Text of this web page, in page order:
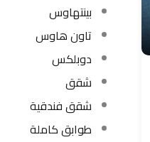
بينتهاوس
تاون هاوس
دوبلكس
شقق
شقق فندقية
طوابق كاملة